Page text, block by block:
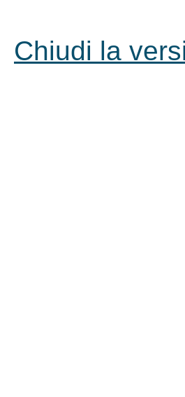
Chiudi la